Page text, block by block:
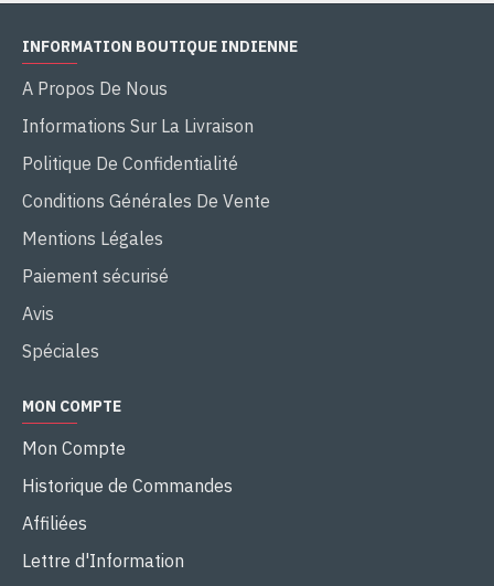
INFORMATION BOUTIQUE INDIENNE
A Propos De Nous
Informations Sur La Livraison
Politique De Confidentialité
Conditions Générales De Vente
Mentions Légales
Paiement sécurisé
Avis
Spéciales
MON COMPTE
Mon Compte
Historique de Commandes
Affiliées
Lettre d'Information